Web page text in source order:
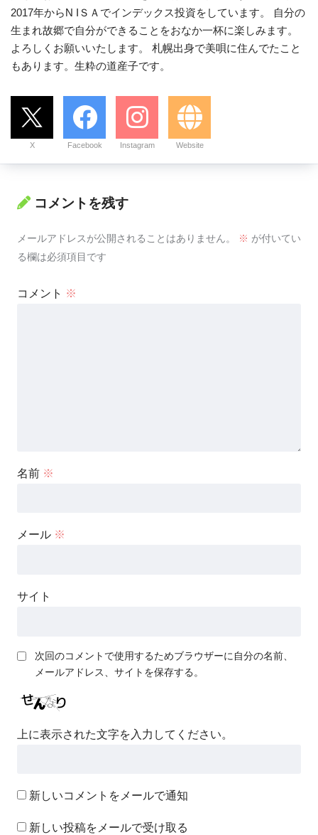
2017年からN IＳＡでインデックス投資をしています。 自分の
生まれ故郷で自分ができることをおなか一杯に楽しみます。
よろしくお願いいたします。 札幌出身で美唄に住んでたこと
もあります。生粋の道産子です。
X Facebook Instagram Website
コメントを残す
メールアドレスが公開されることはありません。 ※ が付いてい
る欄は必須項目です
コメント ※
名前 ※
メール ※
サイト
次回のコメントで使用するためブラウザーに自分の名前、
メールアドレス、サイトを保存する。
上に表示された文字を入力してください。
新しいコメントをメールで通知
新しい投稿をメールで受け取る